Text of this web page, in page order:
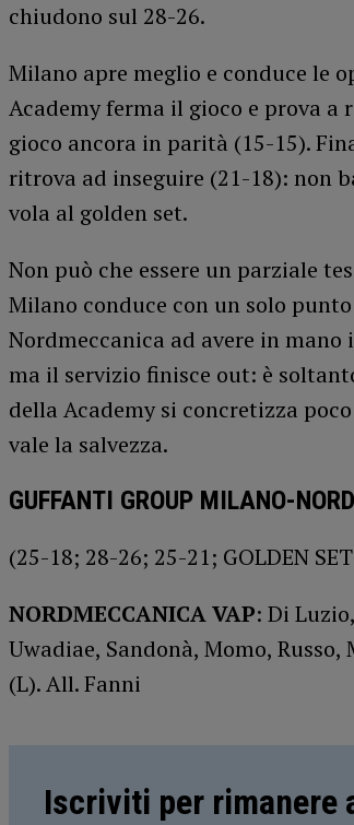
chiudono sul 28-26.
Milano apre meglio e conduce le
Academy ferma il gioco e prova
gioco ancora in parità (15-15).
ritrova ad inseguire (21-18): non
vola al golden set.
Non può che essere un parziale
Milano conduce con un solo
Nordmeccanica ad avere in
ma il servizio finisce out: è
della Academy si concretizza
vale la salvezza.
GUFFANTI GROUP MILANO-
(25-18; 28-26; 25-21; GOLDEN
NORDMECCANICA VAP: Di
Uwadiae, Sandonà, Momo,
(L). All. Fanni
Iscriviti per rimanere